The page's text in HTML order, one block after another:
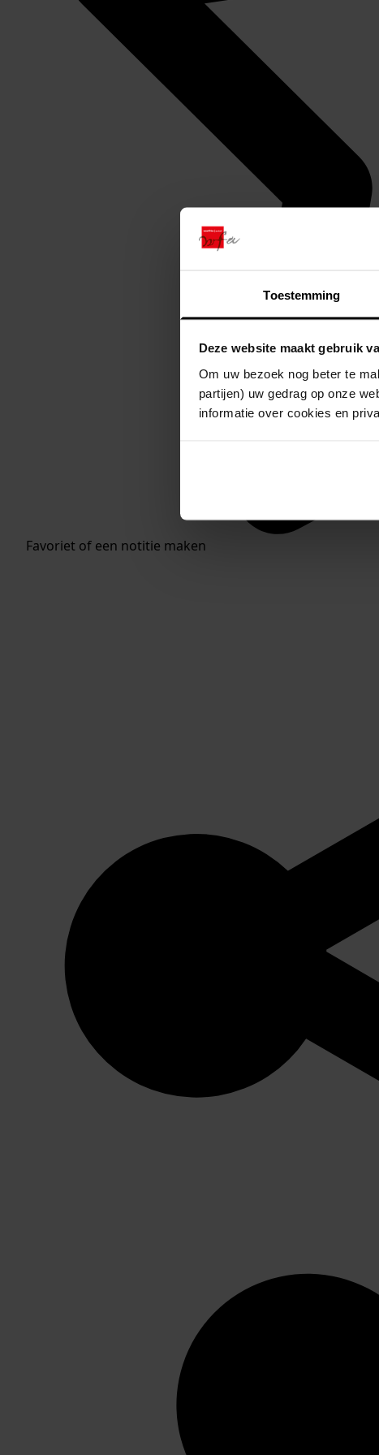
Toestemming
Deze website maakt gebruik
Om uw bezoek nog beter te
partijen) uw gedrag op onze
informatie over cookies en
Favoriet of een notitie maken